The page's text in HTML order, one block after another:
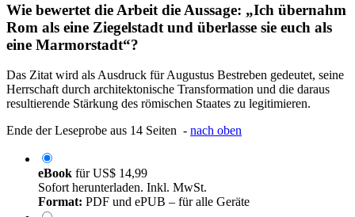
Wie bewertet die Arbeit die Aussage: „Ich übernahm
Rom als eine Ziegelstadt und überlasse sie euch als
eine Marmorstadt“?
Das Zitat wird als Ausdruck für Augustus Bestreben gedeutet, seine
Herrschaft durch architektonische Transformation und die daraus
resultierende Stärkung des römischen Staates zu legitimieren.
Ende der Leseprobe aus 14 Seiten - nach oben
eBook fürUS$ 14,99
Sofort herunterladen. Inkl. MwSt.
Format: PDF und ePUB – für alle Geräte